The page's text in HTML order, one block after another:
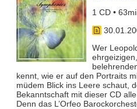
1 CD •
Wer
kennt, wie er auf den Portraits
müdem Blick ins Leere schaut,
Bekanntschaft mit dieser CD
Denn das L’Orfeo